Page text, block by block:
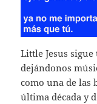
Little Jesus
dejándonos
como una de las
última década y